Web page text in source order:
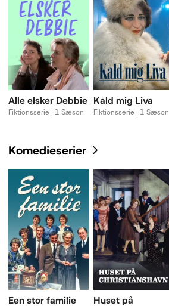
Alle elsker Debbie
Fiktionsserie | 1 Sæson
Kald mig Liva
Fiktionsserie | 1 Sæson
Komedieserier
Een stor familie
Huset på